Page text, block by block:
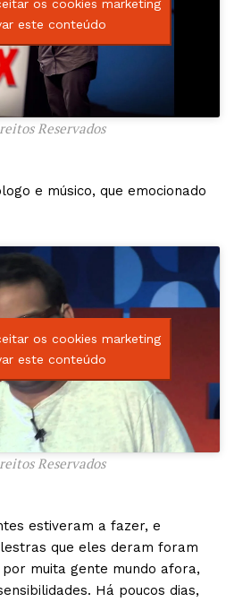
os cookies marketing
este conteúdo
Reservados
e músico, que emocionado
os cookies marketing
este conteúdo
Reservados
estiveram a fazer, e
que eles deram foram
muita gente mundo afora,
Há poucos dias,